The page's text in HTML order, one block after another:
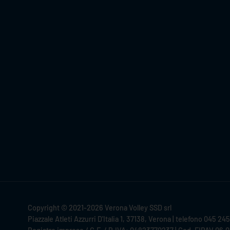
Copyright © 2021-2026 Verona Volley SSD srl
Piazzale Atleti Azzurri D'Italia 1, 37138, Verona | telefono 045